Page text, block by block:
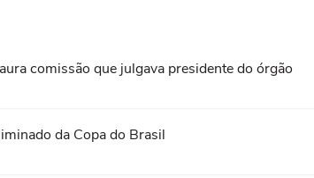
comissão que julgava presidente do órgão
da Copa do Brasil